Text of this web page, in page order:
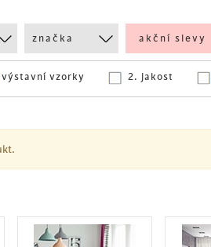
značka akční slevy
2. jakost
výstavní vzorky